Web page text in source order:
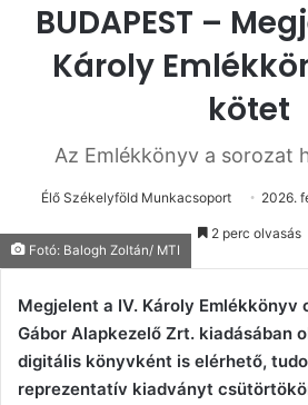
BUDAPEST –
Károly
kötet
Az Emlékkönyv a sorozat
Élő Székelyföld Munkacsoport 2026.
2 perc olvasás
Fotó: Balogh Zoltán/ MTI
Megjelent a IV. Károly Emlékkönyv
Gábor Alapkezelő Zrt. kiadásában
digitális könyvként is elérhető,
reprezentatív kiadványt